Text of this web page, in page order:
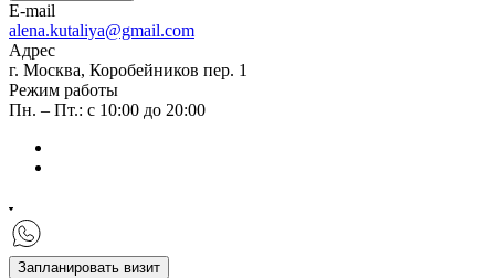
E-mail
alena.kutaliya@gmail.com
Адрес
г. Москва, Коробейников пер. 1
Режим работы
Пн. – Пт.: с 10:00 до 20:00
Запланировать визит